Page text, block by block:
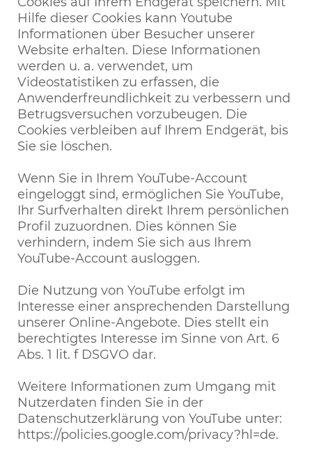
Hilfe dieser Cookies kann Youtube
Informationen über Besucher unserer
Website erhalten. Diese Informationen
werden u. a. verwendet, um
Videostatistiken zu erfassen, die
Anwenderfreundlichkeit zu verbessern und
Betrugsversuchen vorzubeugen. Die
Cookies verbleiben auf Ihrem Endgerät, bis
Sie sie löschen.
Wenn Sie in Ihrem YouTube-Account
eingeloggt sind, ermöglichen Sie YouTube,
Ihr Surfverhalten direkt Ihrem persönlichen
Profil zuzuordnen. Dies können Sie
verhindern, indem Sie sich aus Ihrem
YouTube-Account ausloggen.
Die Nutzung von YouTube erfolgt im
Interesse einer ansprechenden Darstellung
unserer Online-Angebote. Dies stellt ein
berechtigtes Interesse im Sinne von Art. 6
Abs. 1 lit. f DSGVO dar.
Weitere Informationen zum Umgang mit
Nutzerdaten finden Sie in der
Datenschutzerklärung von YouTube unter:
https://policies.google.com/privacy?hl=de.